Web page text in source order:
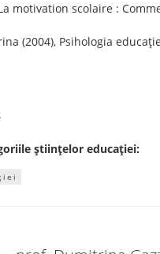
motivation scolaire :
(2004), Psihologia
științelor educației: